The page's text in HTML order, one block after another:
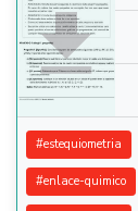

#estequiometria
#enlace-quimico